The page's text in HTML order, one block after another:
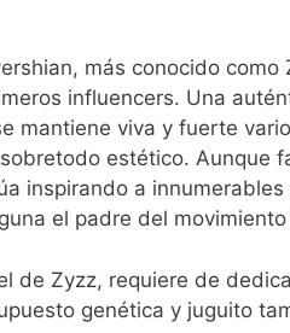
más conocido
influencers. Una
mantiene viva y fuerte
estético. Aunque
inspirando a
el padre del movimiento
de Zyzz, requiere de
genética y juguito